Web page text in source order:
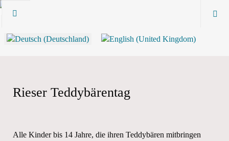
Rieser Teddybärentag
Alle Kinder bis 14 Jahre, die ihren Teddybären mitbringen